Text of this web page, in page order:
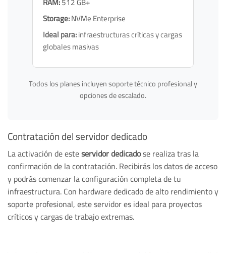
Storage:NVMe Enterprise
Ideal para:infraestructuras críticas y cargas
globales masivas
Todos los planes incluyen soporte técnico profesional y
opciones de escalado.
Contratación del servidor dedicado
La activación de esteservidor dedicadose realiza tras la
confirmación de la contratación. Recibirás los datos de acceso
y podrás comenzar la configuración completa de tu
infraestructura. Con hardware dedicado de alto rendimiento y
soporte profesional, este servidor es ideal para proyectos
críticos y cargas de trabajo extremas.